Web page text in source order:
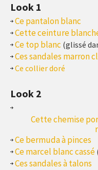
Look 1
Ce pantalon blanc
Cette ceinture
Ce top blanc (glissé
Ces sandales marron
Ce collier doré
Look 2
Cette chemise
Ce bermuda à pinces
Ce marcel blanc cassé
Ces sandales à talons